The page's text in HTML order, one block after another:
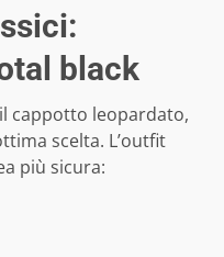
black
cappotto leopardato,
scelta. L’outfit
più sicura: